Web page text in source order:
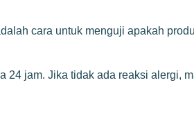
cara untuk menguji apakah
jam. Jika tidak ada reaksi alergi,